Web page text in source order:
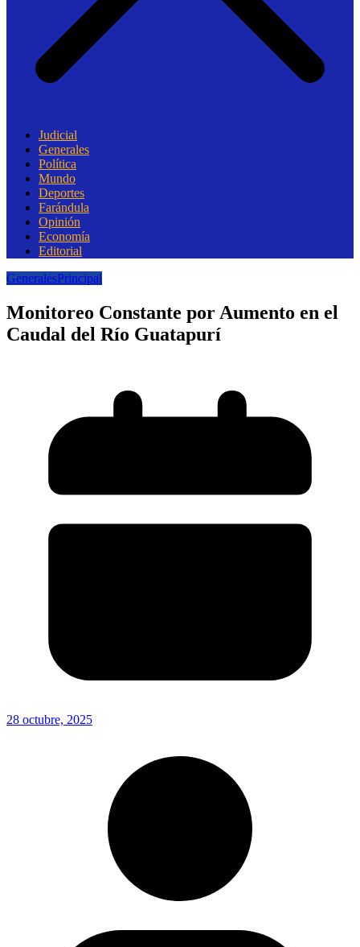
Judicial
Generales
Política
Mundo
Deportes
Farándula
Opinión
Economía
Editorial
GeneralesPrincipal
Monitoreo Constante por Aumento en el
Caudal del Río Guatapurí
28 octubre, 2025